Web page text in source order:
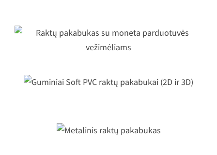
Raktų pakabukas su moneta
parduotuvės vežimėliams
Guminiai Soft PVC raktų pakabukai